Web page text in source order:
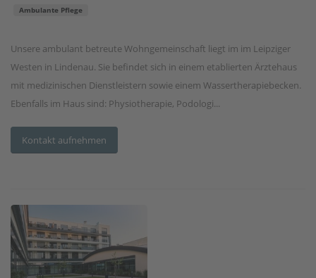
Ambulante Pflege
Unsere ambulant betreute Wohngemeinschaft liegt im im Leipziger
Westen in Lindenau. Sie befindet sich in einem etablierten Ärztehaus
mit medizinischen Dienstleistern sowie einem Wassertherapiebecken.
Ebenfalls im Haus sind: Physiotherapie, Podologi...
Kontakt aufnehmen